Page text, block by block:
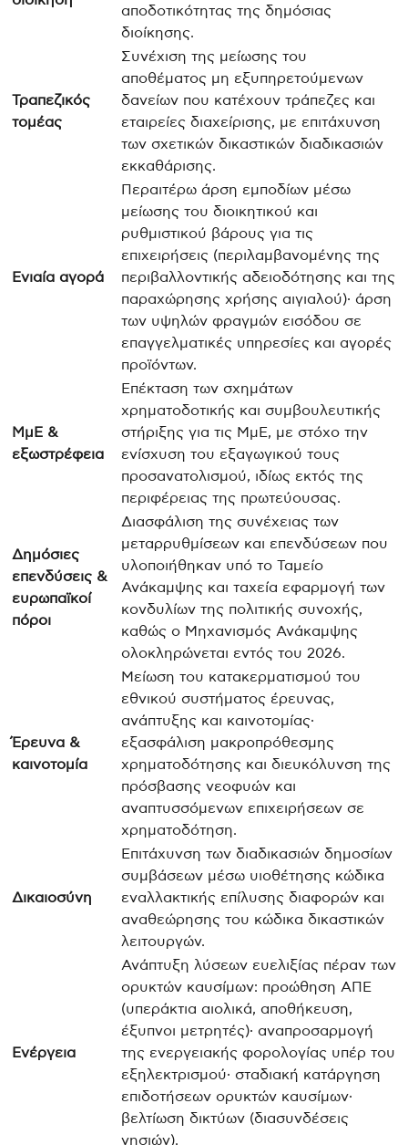
αποδοτικότητας της δημόσιας
διοίκησης.
Τραπεζικός
τομέας
Συνέχιση της μείωσης του
αποθέματος μη εξυπηρετούμενων
δανείων που κατέχουν τράπεζες και
εταιρείες διαχείρισης, με επιτάχυνση
των σχετικών δικαστικών διαδικασιών
εκκαθάρισης.
Ενιαία αγορά
Περαιτέρω άρση εμποδίων μέσω
μείωσης του διοικητικού και
ρυθμιστικού βάρους για τις
επιχειρήσεις (περιλαμβανομένης της
περιβαλλοντικής αδειοδότησης και της
παραχώρησης χρήσης αιγιαλού)· άρση
των υψηλών φραγμών εισόδου σε
επαγγελματικές υπηρεσίες και αγορές
προϊόντων.
ΜμΕ &
εξωστρέφεια
Επέκταση των σχημάτων
χρηματοδοτικής και συμβουλευτικής
στήριξης για τις ΜμΕ, με στόχο την
ενίσχυση του εξαγωγικού τους
προσανατολισμού, ιδίως εκτός της
περιφέρειας της πρωτεύουσας.
Δημόσιες
επενδύσεις &
ευρωπαϊκοί
πόροι
Διασφάλιση της συνέχειας των
μεταρρυθμίσεων και επενδύσεων που
υλοποιήθηκαν υπό το Ταμείο
Ανάκαμψης και ταχεία εφαρμογή των
κονδυλίων της πολιτικής συνοχής,
καθώς ο Μηχανισμός Ανάκαμψης
ολοκληρώνεται εντός του 2026.
Έρευνα &
καινοτομία
Μείωση του κατακερματισμού του
εθνικού συστήματος έρευνας,
ανάπτυξης και καινοτομίας·
εξασφάλιση μακροπρόθεσμης
χρηματοδότησης και διευκόλυνση της
πρόσβασης νεοφυών και
αναπτυσσόμενων επιχειρήσεων σε
χρηματοδότηση.
Δικαιοσύνη
Επιτάχυνση των διαδικασιών δημοσίων
συμβάσεων μέσω υιοθέτησης κώδικα
εναλλακτικής επίλυσης διαφορών και
αναθεώρησης του κώδικα δικαστικών
λειτουργών.
Ενέργεια
Ανάπτυξη λύσεων ευελιξίας πέραν των
ορυκτών καυσίμων: προώθηση ΑΠΕ
(υπεράκτια αιολικά, αποθήκευση,
έξυπνοι μετρητές)· αναπροσαρμογή
της ενεργειακής φορολογίας υπέρ του
εξηλεκτρισμού· σταδιακή κατάργηση
επιδοτήσεων ορυκτών καυσίμων·
βελτίωση δικτύων (διασυνδέσεις
νησιών).